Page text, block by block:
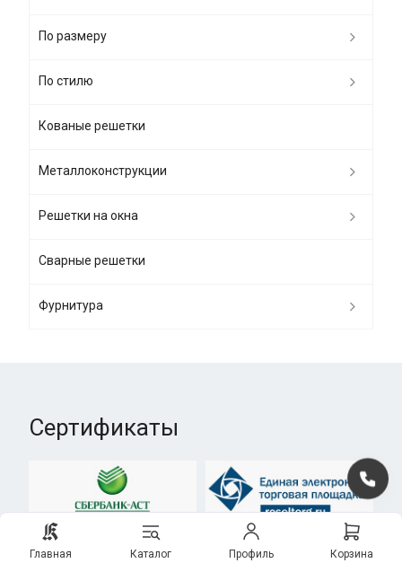
По размеру
По стилю
Кованые решетки
Металлоконструкции
Решетки на окна
Сварные решетки
Фурнитура
Сертификаты
Главная Каталог Профиль Корзина